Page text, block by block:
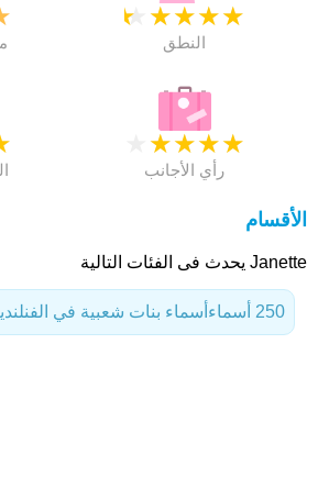
★
★
★
★
★
النطق
★
★
★
★
رأي الأجانب
الأقسام
Janette يحدث فى الفئات التالية
أسماء بنات شعبية في 250 أسماء